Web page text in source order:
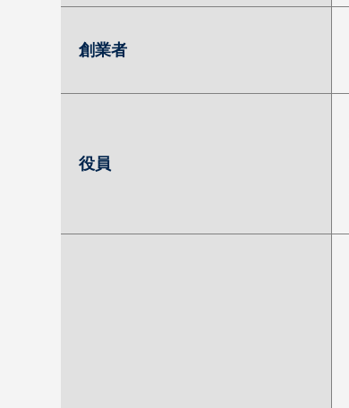
創業者
役員